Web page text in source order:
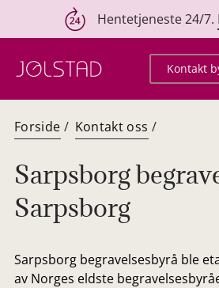
innhold
Hentetjeneste 24/7.
Kontakt
Forside / Kontakt oss /
Sarpsborg
Sarpsborg
Sarpsborg begravelsesbyrå ble
av Norges eldste